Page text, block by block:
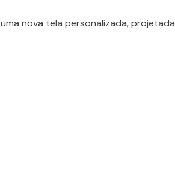
nova tela personalizada, projetada